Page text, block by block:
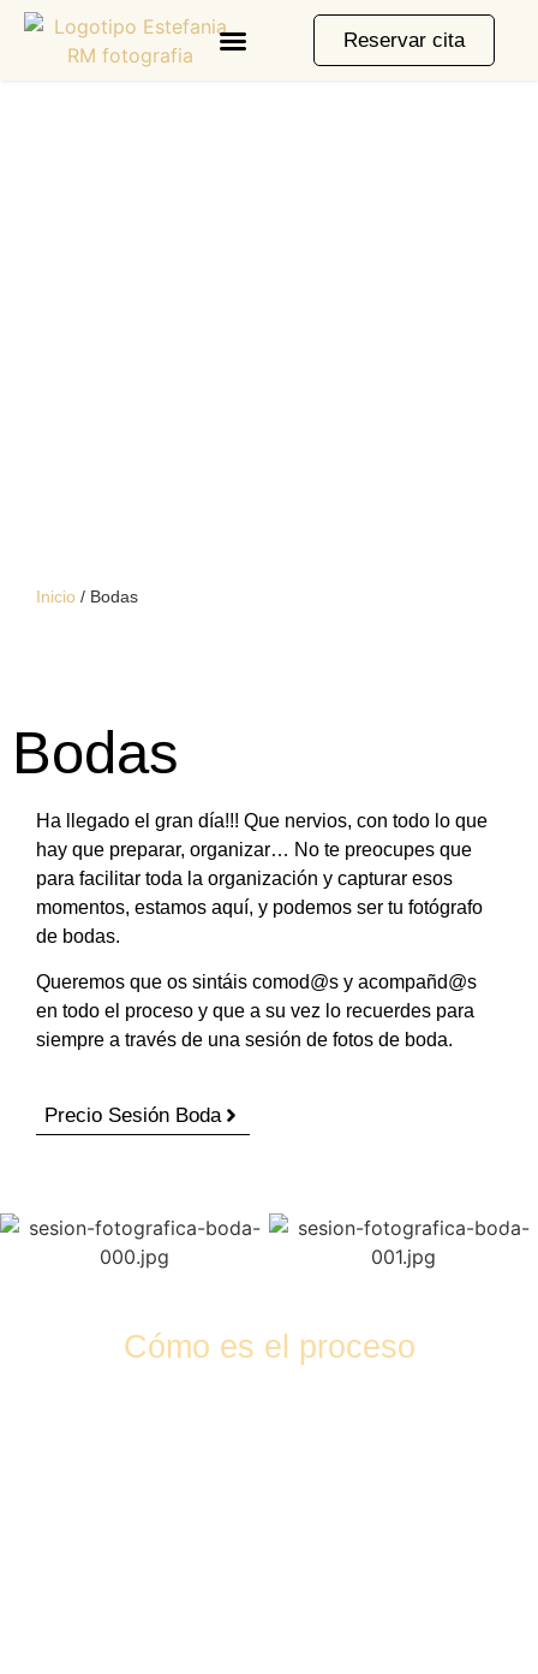
Reservar cita
Inicio / Bodas
Bodas
Ha llegado el gran día!!! Que nervios, con todo lo que
hay que preparar, organizar… No te preocupes que
para facilitar toda la organización y capturar esos
momentos, estamos aquí, y podemos ser tu fotógrafo
de bodas.
Queremos que os sintáis comod@s y acompañd@s
en todo el proceso y que a su vez lo recuerdes para
siempre a través de una sesión de fotos de boda.
Precio Sesión Boda
Cómo es el proceso